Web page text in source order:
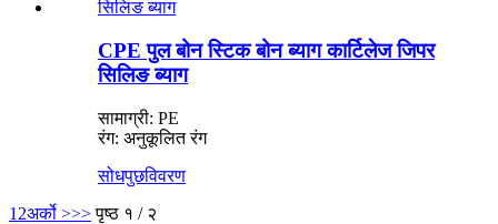
CPE पुल बोन स्टिक बोन ब्याग कार्टिलेज जिपर
सिलिङ ब्याग
सामाग्री: PE
रंग: अनुकूलित रंग
सोधपुछविवरण
1 2अर्को >>> पृष्ठ १ / २